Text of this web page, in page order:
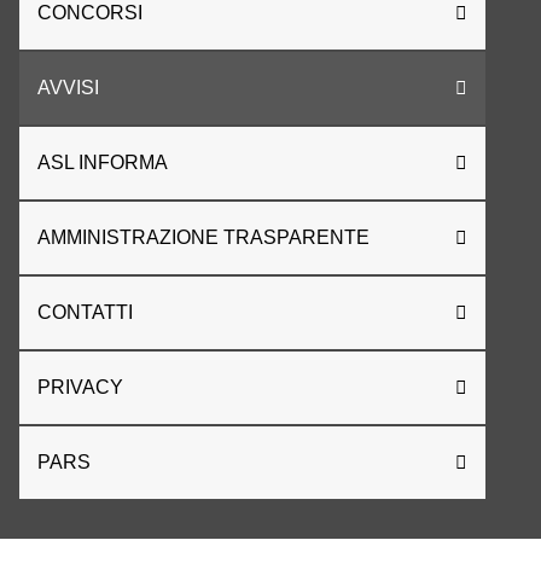
CONCORSI
AVVISI
ASL INFORMA
AMMINISTRAZIONE TRASPARENTE
CONTATTI
PRIVACY
PARS